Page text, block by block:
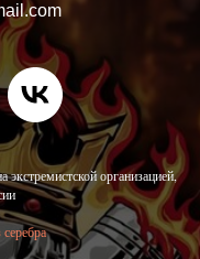
организацией,